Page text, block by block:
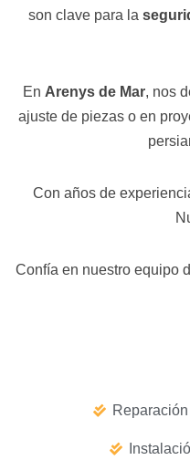
son clave para la
En Arenys de Mar, nos
ajuste de piezas o en
Con años de
Confía en nuestro equipo